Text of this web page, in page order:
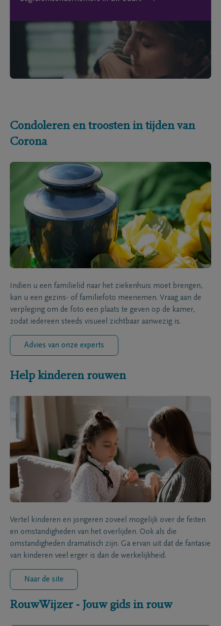
Condoleren en troosten in tijden van
Corona
Indien u een familielid naar het ziekenhuis moet brengen,
kan u een gezins- of familiefoto meenemen. Vraag aan de
verpleging om de foto een plaats te geven op de kamer,
zodat iedereen steeds visueel zichtbaar aanwezig is.
Advies van onze experts
Help kinderen rouwen
Vertel kinderen en jongeren zoveel mogelijk over de feiten
en omstandigheden van het overlijden. Ook als die
omstandigheden dramatisch zijn. Ga ervan uit dat de fantasie
van kinderen veel erger is dan de werkelijkheid.
Naar de site
RouwWijzer - Jouw gids in rouw